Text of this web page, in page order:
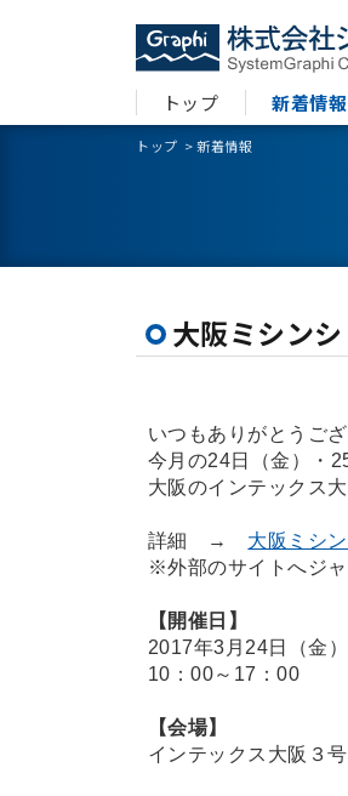
トップ 新着情報
トップ >新着情報
大阪ミシン
いつもありがとうござ
今月の24日（金）・
大阪のインテックス
詳細 → 大阪ミシ
※外部のサイトへジャ
【開催日】
2017年3月24日（金）
10：00～17：00
【会場】
インテックス大阪３